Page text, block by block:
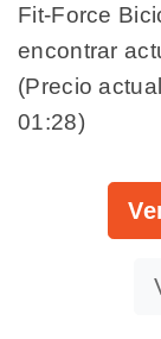
Fit-Force
encontrar
(Precio
01:28)